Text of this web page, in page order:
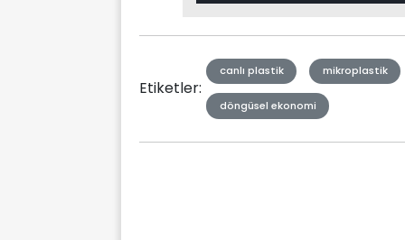
Etiketler:
canlı plastik mikroplastik
döngüsel ekonomi